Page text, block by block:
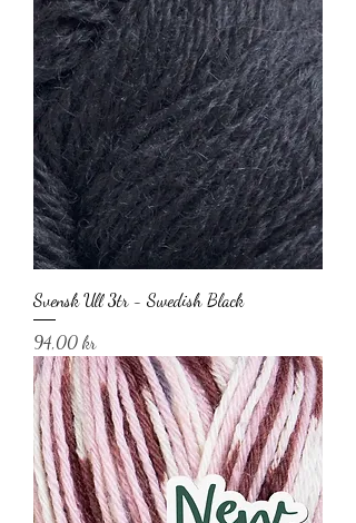
Svensk Ull 3tr - Swedish Black
Pris
94,00 kr